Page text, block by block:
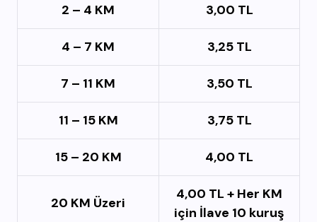
2 – 4 KM 3,00 TL
4 – 7 KM 3,25 TL
7 – 11 KM 3,50 TL
11 – 15 KM 3,75 TL
15 – 20 KM 4,00 TL
20 KM Üzeri
4,00 TL + Her KM
için İlave 10 kuruş